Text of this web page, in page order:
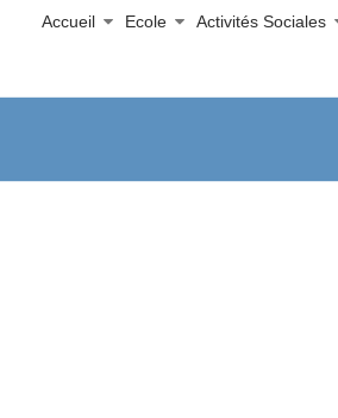
Accueil Ecole Activités Sociales